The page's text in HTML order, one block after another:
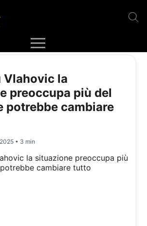
Vlahovic la
preoccupa più del
potrebbe cambiare
• 3 min